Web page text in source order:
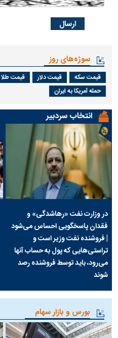
سوژه‌های روز
قیمت سکه قیمت دلار قیمت طلا
حمله آمریکا به ایران
انتخاب سردبیر
در وزارت نفت «رهاشدگی» و
فقدان پاسخگویی احساس می‌شود
| فروشنده نفت وزیر است و
تراستی‌هایی که پول به حساب آنها
می‌رود، باید توسط فروشنده رصد
شوند
بورس و بازار سهام